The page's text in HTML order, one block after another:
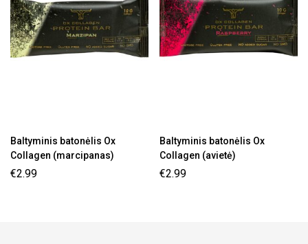
Baltyminis batonėlis Ox
Collagen (marcipanas)
€2.99
Baltyminis batonėlis Ox
Collagen (avietė)
€2.99